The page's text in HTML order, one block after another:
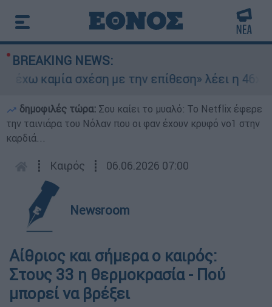
BREAKING NEWS:
καμία σχέση με την επίθεση» λέει η 46χρονη
δημοφιλές τώρα: Σου καίει το μυαλό: Το Netflix έφερε
την ταινιάρα του Νόλαν που οι φαν έχουν κρυφό νο1 στην
καρδιά...
┋ Καιρός ┋ 06.06.2026 07:00
Newsroom
Αίθριος και σήμερα ο καιρός:
Στους 33 η θερμοκρασία - Πού
μπορεί να βρέξει